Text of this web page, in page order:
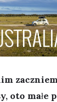
oto małe